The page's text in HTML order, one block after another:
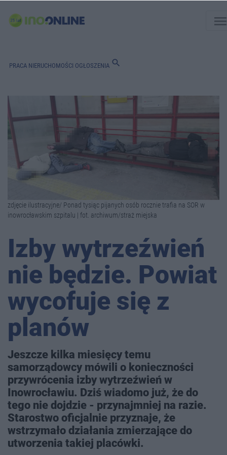
PRACA NIERUCHOMOŚCI OGŁOSZENIA search
zdjęcie ilustracyjne/ Ponad tysiąc pijanych osób rocznie trafia na SOR w
inowrocławskim szpitalu | fot. archiwum/straż miejska
Izby wytrzeźwień
nie będzie. Powiat
wycofuje się z
planów
Jeszcze kilka miesięcy temu
samorządowcy mówili o konieczności
przywrócenia izby wytrzeźwień w
Inowrocławiu. Dziś wiadomo już, że do
tego nie dojdzie - przynajmniej na razie.
Starostwo oficjalnie przyznaje, że
wstrzymało działania zmierzające do
utworzenia takiej placówki.